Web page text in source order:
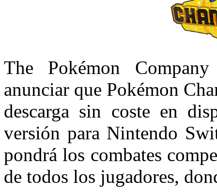
The Pokémon
anunciar que Pokémon
descarga sin coste en
versión para Nintendo
pondrá los combates
de todos los jugadores,